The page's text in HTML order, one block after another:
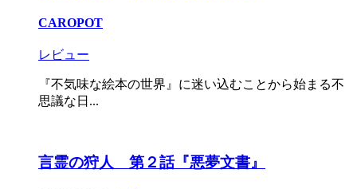
CAROPOT
レビュー
『不気味な絵本の世界』に迷い込むことから始まる不
思議な日...
言霊の狩人 第２話『悪夢文書』